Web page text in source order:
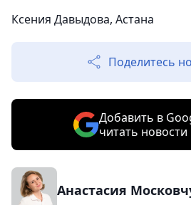
Ксения Давыдова, Астана
Поделитесь
Добавить в
читать
Анастасия